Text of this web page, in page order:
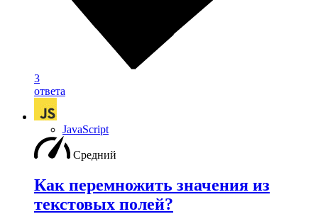
3
ответа
JavaScript
Средний
Как перемножить значения из
текстовых полей?